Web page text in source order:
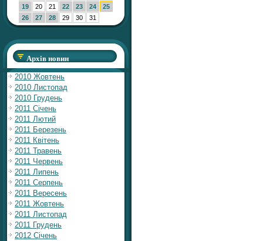
19
20 21 22 23 24
25
26
27 28 29 30 31
Архів новин
2010 Жовтень
2010 Листопад
2010 Грудень
2011 Січень
2011 Лютий
2011 Березень
2011 Квітень
2011 Травень
2011 Червень
2011 Липень
2011 Серпень
2011 Вересень
2011 Жовтень
2011 Листопад
2011 Грудень
2012 Січень